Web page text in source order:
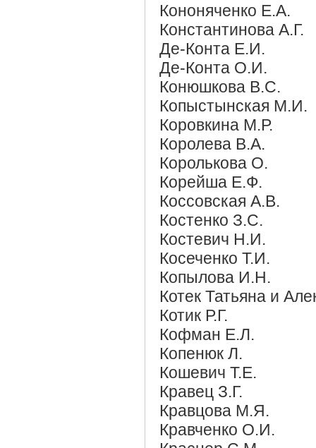
Кононяченко Е.А.
Константинова А.Г.
Де-Конта Е.И.
Де-Конта О.И.
Конюшкова В.С.
Копыстынская М.И.
Коровкина М.Р.
Королева В.А.
Королькова О.
Корейша Е.Ф.
Коссовская А.В.
Костенко З.С.
Костевич Н.И.
Косеченко Т.И.
Копылова И.Н.
Котек Татьяна и
Котик Р.Г.
Кофман Е.Л.
Копенюк Л.
Кошевич Т.Е.
Кравец З.Г.
Кравцова М.Я.
Кравченко О.И.